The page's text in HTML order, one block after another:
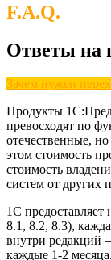
F.A.Q.
Ответы на
Зачем нужен
Продукты
превосходят по
отечественные,
этом стоимость
стоимость
систем от других
1С предоставляет
8.1, 8.2, 8.3),
внутри редакций
каждые 1-2